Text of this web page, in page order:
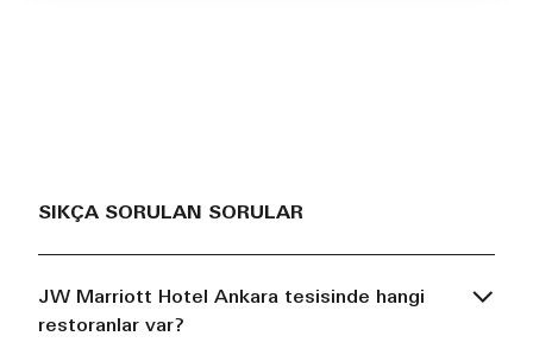
SIKÇA SORULAN SORULAR
JW Marriott Hotel Ankara tesisinde hangi
restoranlar var?